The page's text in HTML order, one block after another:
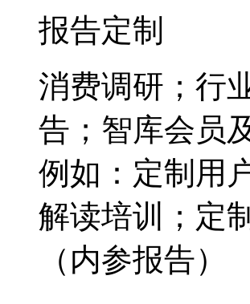
报告定制
消费调研；行
告；智库会员
例如：定制用
解读培训；定
（内参报告）